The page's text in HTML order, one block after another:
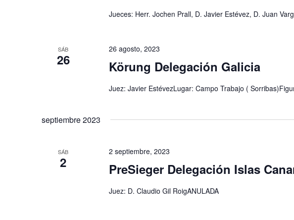
Jueces: Herr. Jochen Prall, D. Javier Estévez, D. Juan
SÁB
26
26 agosto, 2023
Körung Delegación Galicia
Juez: Javier EstévezLugar: Campo Trabajo (
septiembre 2023
SÁB
2
2 septiembre, 2023
PreSieger Delegación Islas
Juez: D. Claudio Gil RoigANULADA